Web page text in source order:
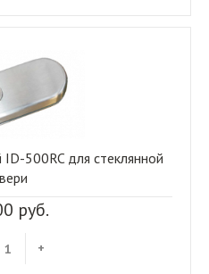
руб.
+
500RC для стеклянной